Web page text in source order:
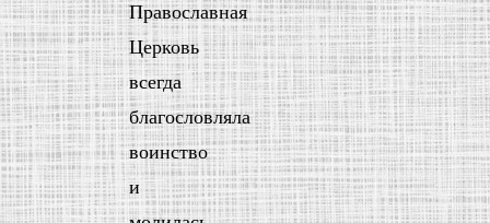
Православная
Церковь
всегда
благословляла
воинство
и